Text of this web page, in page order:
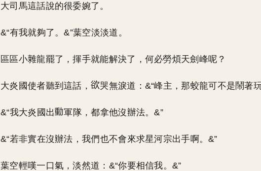
大司馬這話說的很委婉了。
&“有我就夠了。&”葉空淡淡道。
區區小雜龍罷了，揮手就能解決了，何必勞煩天劍峰呢？
大炎國使者聽到這話， 哭無淚道：&“峰主，那蛟龍可不是鬧著
&“我大炎國出 軍隊，都拿他沒辦法。&”
&“若非實在沒辦法，我們也不會來求星河宗出手啊。&”
葉空輕嘆一口氣，淡然道：&“你要相信我。&”